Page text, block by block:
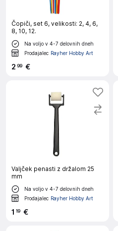
Čopiči, set 6, velikosti: 2, 4, 6,
8, 10, 12.
Na voljo v 4-7 delovnih dneh
Prodajalec Rayher Hobby Art
2 99 €
Valjček penasti z držalom 25
mm
Na voljo v 4-7 delovnih dneh
Prodajalec Rayher Hobby Art
1 19 €